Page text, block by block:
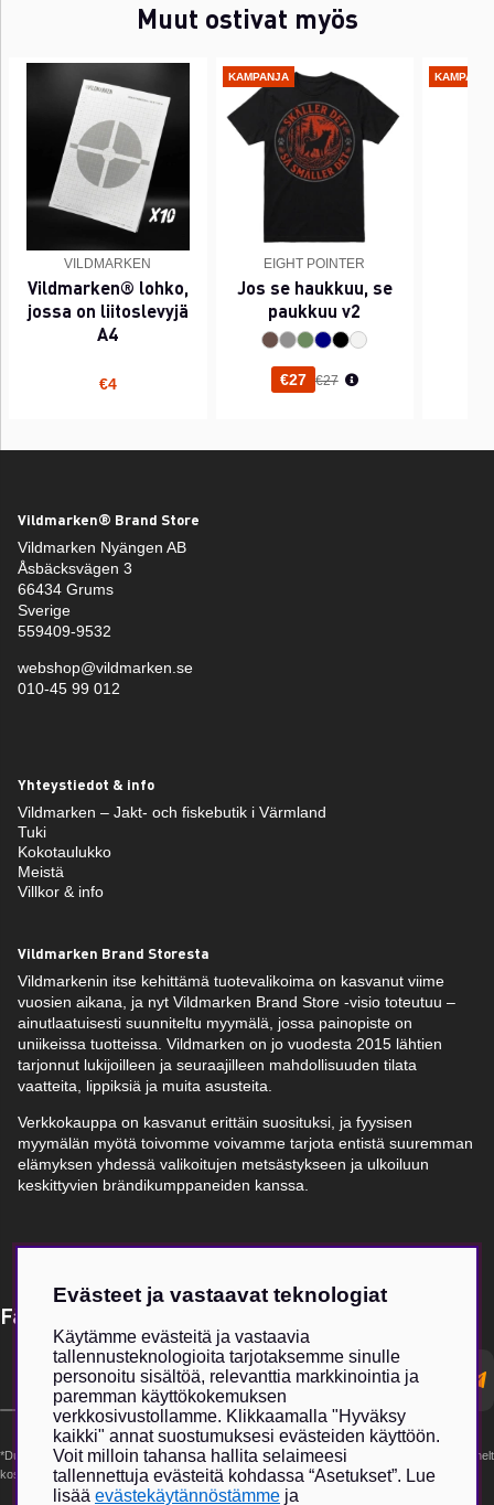
Muut ostivat myös
VILDMARKEN
Vildmarken® lohko,
jossa on liitoslevyjä
A4
€4
KAMPANJA
EIGHT POINTER
Jos se haukkuu, se
paukkuu v2
€27 Normaali hinta
€27
Vildmarken® Brand Store
Vildmarken Nyängen AB
Åsbäcksvägen 3
66434 Grums
Sverige
559409-9532
webshop@vildmarken.se
010-45 99 012
Yhteystiedot & info
Vildmarken – Jakt- och fiskebutik i Värmland
Tuki
Kokotaulukko
Meistä
Villkor & info
Vildmarken Brand Storesta
Vildmarkenin itse kehittämä tuotevalikoima on kasvanut viime
vuosien aikana, ja nyt Vildmarken Brand Store -visio toteutuu –
ainutlaatuisesti suunniteltu myymälä, jossa painopiste on
uniikeissa tuotteissa. Vildmarken on jo vuodesta 2015 lähtien
tarjonnut lukijoilleen ja seuraajilleen mahdollisuuden tilata
vaatteita, lippiksiä ja muita asusteita.
Verkkokauppa on kasvanut erittäin suosituksi, ja fyysisen
myymälän myötä toivomme voivamme tarjota entistä suuremman
elämyksen yhdessä valikoitujen metsästykseen ja ulkoiluun
keskittyvien brändikumppaneiden kanssa.
Få Magasin Vildmarken direkt till din e-post!*
postadress
*Du kan även få erbjudanden och nyheter från samarbetspartners. Din prenumeration är helt
kostnadsfri och kan avslutas när som helst.
Evästeet ja vastaavat teknologiat
Käytämme evästeitä ja vastaavia
tallennusteknologioita tarjotaksemme sinulle
personoitu sisältöä, relevanttia markkinointia ja
paremman käyttökokemuksen
verkkosivustollamme. Klikkaamalla "Hyväksy
kaikki" annat suostumuksesi evästeiden käyttöön.
Voit milloin tahansa hallita selaimeesi
tallennettuja evästeitä kohdassa “Asetukset”. Lue
lisää evästekäytännöstämme ja